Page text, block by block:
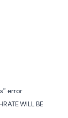
error
WILL BE